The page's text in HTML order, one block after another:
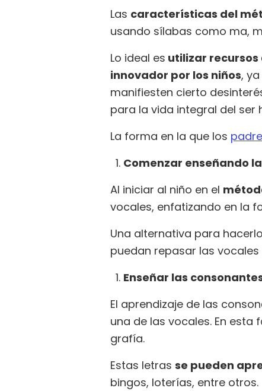
Las características del
usando sílabas como ma,
Lo ideal es utilizar
innovador por los niños,
manifiesten cierto
para la vida integral del ser
La forma en la que los
Comenzar enseñando
Al iniciar al niño en el
vocales, enfatizando en la
Una alternativa para
puedan repasar las
Enseñar las
El aprendizaje de las
una de las vocales. En
grafía.
Estas letras se pueden
bingos, loterías, entre otros.